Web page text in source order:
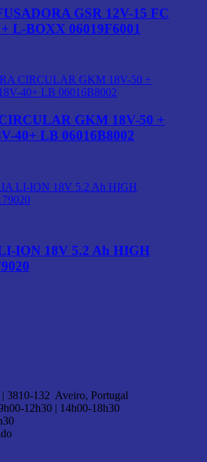
GSR 12V-15 FC
L-BOXX 06019F6001
GKM 18V-50 +
40+ LB 06016B8002
ION 18V 5.2 Ah HIGH
3810-132 Aveiro, Portugal
12h30 | 14h00-18h30